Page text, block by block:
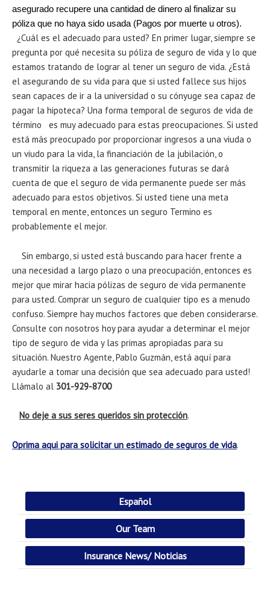
asegurado recupere una cantidad de dinero al finalizar su
póliza que no haya sido usada (Pagos por muerte u otros).
¿Cuál es el adecuado para usted? En primer lugar, siempre se
pregunta por qué necesita su póliza de seguro de vida y lo que
estamos tratando de lograr al tener un seguro de vida. ¿Está
el asegurando de su vida para que si usted fallece sus hijos
sean capaces de ir a la universidad o su cónyuge sea capaz de
pagar la hipoteca? Una forma temporal de seguros de vida de
término es muy adecuado para estas preocupaciones. Si usted
está más preocupado por proporcionar ingresos a una viuda o
un viudo para la vida, la financiación de la jubilación, o
transmitir la riqueza a las generaciones futuras se dará
cuenta de que el seguro de vida permanente puede ser más
adecuado para estos objetivos. Si usted tiene una meta
temporal en mente, entonces un seguro Termino es
probablemente el mejor.
Sin embargo, si usted está buscando para hacer frente a
una necesidad a largo plazo o una preocupación, entonces es
mejor que mirar hacia pólizas de seguro de vida permanente
para usted. Comprar un seguro de cualquier tipo es a menudo
confuso. Siempre hay muchos factores que deben considerarse.
Consulte con nosotros hoy para ayudar a determinar el mejor
tipo de seguro de vida y las primas apropiadas para su
situación. Nuestro Agente, Pablo Guzmán, está aquí para
ayudarle a tomar una decisión que sea adecuado para usted!
Llámalo al 301-929-8700
No deje a sus seres queridos sin protección.
Oprima aqui para solicitar un estimado de seguros de vida.
Español
Our Team
Insurance News/ Noticias